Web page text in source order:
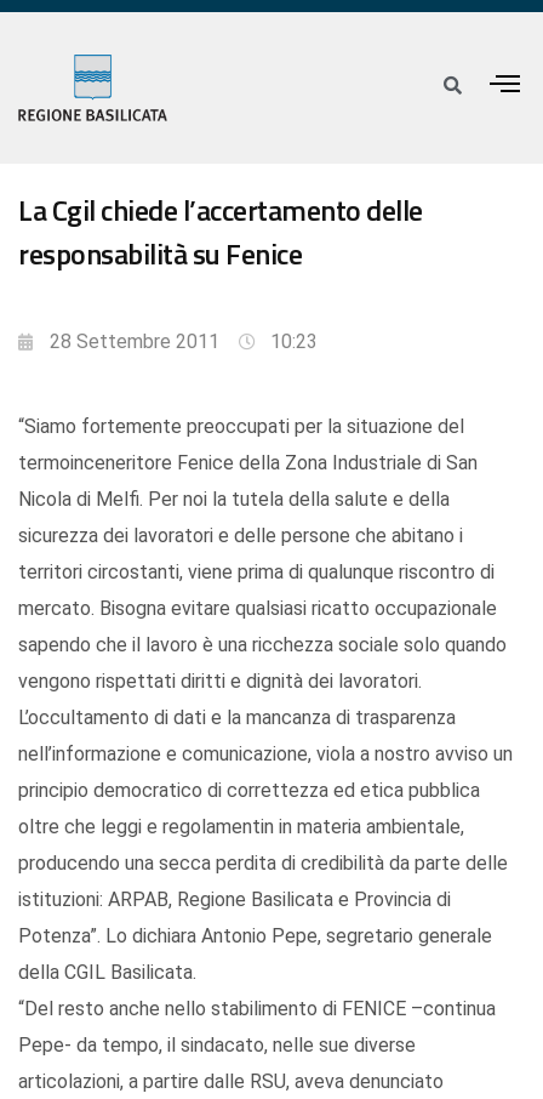
La Cgil chiede l’accertamento delle
responsabilità su Fenice
28 Settembre 2011 10:23
“Siamo fortemente preoccupati per la situazione del
termoinceneritore Fenice della Zona Industriale di San
Nicola di Melfi. Per noi la tutela della salute e della
sicurezza dei lavoratori e delle persone che abitano i
territori circostanti, viene prima di qualunque riscontro di
mercato. Bisogna evitare qualsiasi ricatto occupazionale
sapendo che il lavoro è una ricchezza sociale solo quando
vengono rispettati diritti e dignità dei lavoratori.
L’occultamento di dati e la mancanza di trasparenza
nell’informazione e comunicazione, viola a nostro avviso un
principio democratico di correttezza ed etica pubblica
oltre che leggi e regolamentin in materia ambientale,
producendo una secca perdita di credibilità da parte delle
istituzioni: ARPAB, Regione Basilicata e Provincia di
Potenza”. Lo dichiara Antonio Pepe, segretario generale
della CGIL Basilicata.
“Del resto anche nello stabilimento di FENICE –continua
Pepe- da tempo, il sindacato, nelle sue diverse
articolazioni, a partire dalle RSU, aveva denunciato